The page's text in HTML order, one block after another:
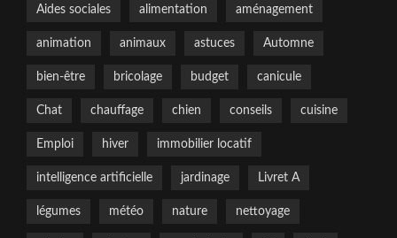
Aides sociales alimentation aménagement
animation animaux astuces Automne
bien-être bricolage budget canicule
Chat chauffage chien conseils cuisine
Emploi hiver immobilier locatif
intelligence artificielle jardinage Livret A
légumes météo nature nettoyage